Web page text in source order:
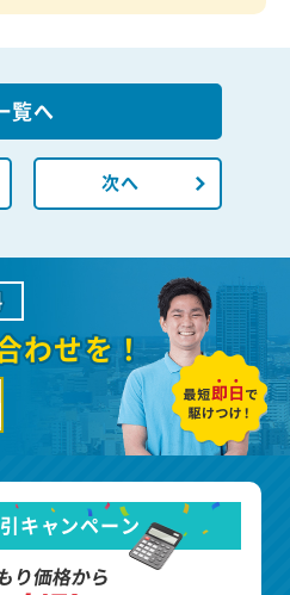
覧へ
次へ
わせを！
キャンペーン
り価格から